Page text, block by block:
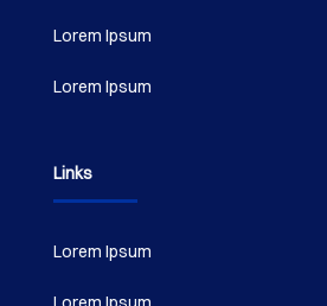
Lorem Ipsum
Lorem Ipsum
Links
Lorem Ipsum